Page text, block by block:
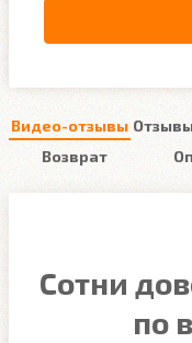
Видео-отзывы
Возврат
Сотни
по